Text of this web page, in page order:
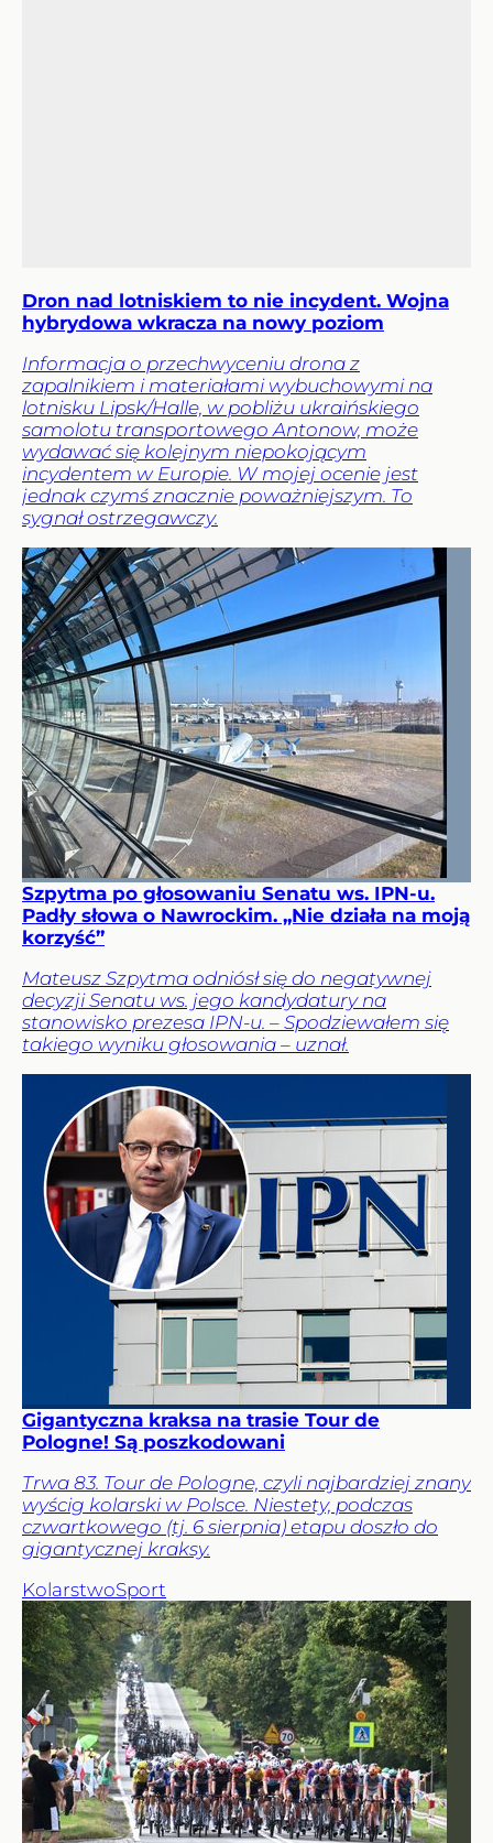
Dron nad lotniskiem to nie incydent. Wojna
hybrydowa wkracza na nowy poziom
Informacja o przechwyceniu drona z
zapalnikiem i materiałami wybuchowymi na
lotnisku Lipsk/Halle, w pobliżu ukraińskiego
samolotu transportowego Antonow, może
wydawać się kolejnym niepokojącym
incydentem w Europie. W mojej ocenie jest
jednak czymś znacznie poważniejszym. To
sygnał ostrzegawczy.
Szpytma po głosowaniu Senatu ws. IPN-u.
Padły słowa o Nawrockim. „Nie działa na moją
korzyść”
Mateusz Szpytma odniósł się do negatywnej
decyzji Senatu ws. jego kandydatury na
stanowisko prezesa IPN-u. – Spodziewałem się
takiego wyniku głosowania – uznał.
Gigantyczna kraksa na trasie Tour de
Pologne! Są poszkodowani
Trwa 83. Tour de Pologne, czyli najbardziej znany
wyścig kolarski w Polsce. Niestety, podczas
czwartkowego (tj. 6 sierpnia) etapu doszło do
gigantycznej kraksy.
KolarstwoSport